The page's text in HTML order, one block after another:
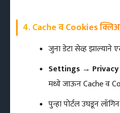
4. Cache व Cookies
जुना डेटा सेव्ह झाल्याने
Settings →
मध्ये जाऊन Cache व
पुन्हा पोर्टल उघडून